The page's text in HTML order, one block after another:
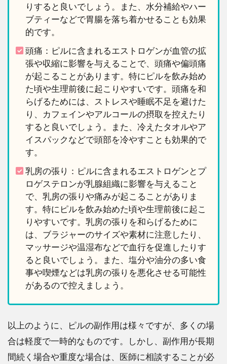
りすると良いでしょう。また、水分補給やハー
ブティーなどで胃腸を落ち着かせることも効果
的です。
頭痛：ピルに含まれるエストロゲンが血管の拡
張や収縮に影響を与えることで、頭痛や偏頭痛
が起こることがあります。特にピルを飲み始め
た頃や生理前後に起こりやすいです。頭痛を和
らげるためには、ストレスや睡眠不足を避けた
り、カフェインやアルコールの摂取を控えたり
すると良いでしょう。また、冷えたタオルやア
イスパックなどで頭部を冷やすことも効果的で
す。
乳房の張り：ピルに含まれるエストロゲンとプ
ロゲステロンが乳腺組織に影響を与えること
で、乳房の張りや痛みが起こることがありま
す。特にピルを飲み始めた頃や生理前後に起こ
りやすいです。乳房の張りを和らげるために
は、ブラジャーのサイズや素材に注意したり、
マッサージや温湿布などで血行を促進したりす
ると良いでしょう。また、塩分や油分の多い食
事や喫煙などは乳房の張りを悪化させる可能性
があるので控えましょう。
以上のように、ピルの副作用は様々ですが、多くの場
合は軽度で一時的なものです。しかし、副作用が長期
間続く場合や重度な場合は、医師に相談することが必